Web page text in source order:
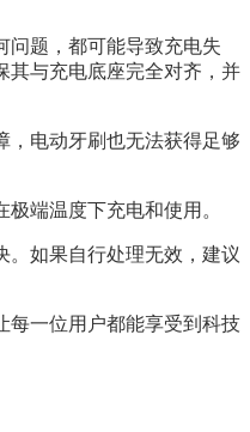
问题，都可能导致充电失
其与充电底座完全对齐，并
，电动牙刷也无法获得足够
端温度下充电和使用。
。如果自行处理无效，建议
每一位用户都能享受到科技